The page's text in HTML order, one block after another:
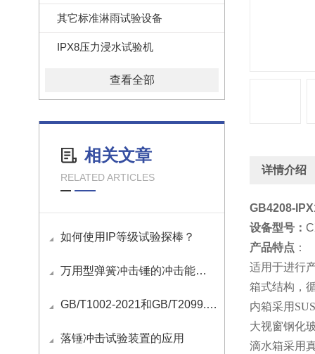
其它标准淋雨试验设备
IPX8压力浸水试验机
查看全部
相关文章
RELATED ARTICLES
如何使用IP等级试验探棒？
万用型弹簧冲击锤的冲击能量如何调节？
GB/T1002-2021和GB/T2099.1-2021国标插头插座量规清单
落锤冲击试验装置的应用
详情介绍
GB4208-
设备型号：
产品特点 ：
适用于进行
箱式结构，
内箱采用
大视窗钢化
滴水箱采用